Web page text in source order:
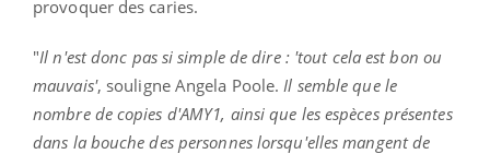
provoquer des caries.
"Il n'est donc pas si simple de dire : 'tout cela est bon ou
mauvais', souligne Angela Poole. Il semble que le
nombre de copies d'AMY1, ainsi que les espèces présentes
dans la bouche des personnes lorsqu'elles mangent de